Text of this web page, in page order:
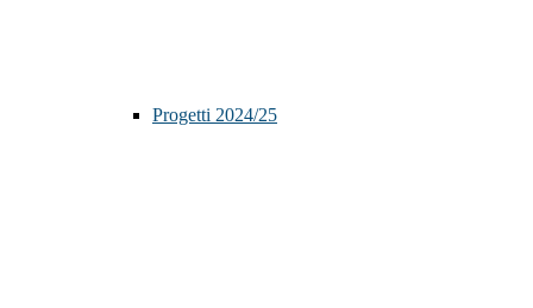
Progetti 2024/25